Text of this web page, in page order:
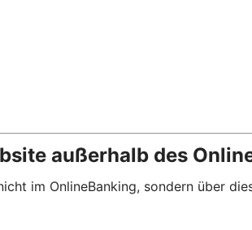
außerhalb des
im OnlineBanking, sondern über